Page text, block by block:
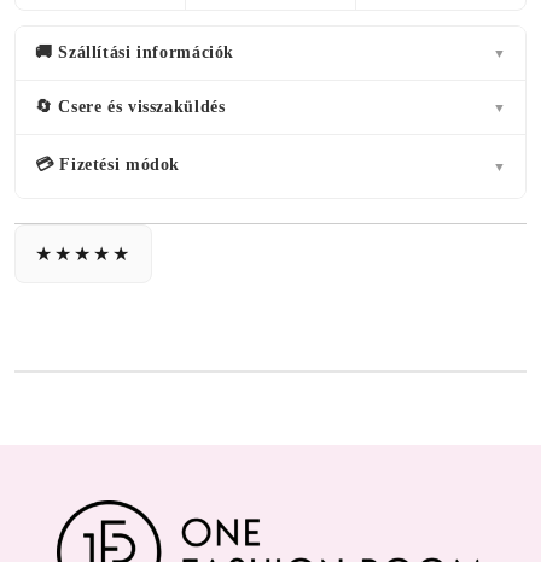
🚚 Szállítási információk ▼
🔄 Csere és visszaküldés ▼
💳 Fizetési módok ▼